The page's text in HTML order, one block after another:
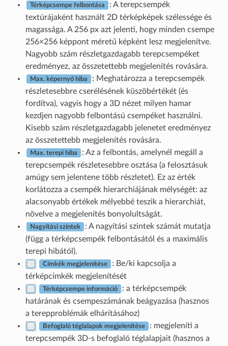
Térképcsempe felbontása
: A terepcsempék
textúrájaként használt 2D térképképek szélessége és
magassága. A 256 px azt jelenti, hogy minden csempe
256×256 képpont méretű képként lesz megjelenítve.
Nagyobb szám részletgazdagabb terepcsempéket
eredményez, az összetettebb megjelenítés rovására.
Max. képernyő hiba
: Meghatározza a terepcsempék
részletesebbre cserélésének küszöbértékét (és
fordítva), vagyis hogy a 3D nézet milyen hamar
kezdjen nagyobb felbontású csempéket használni.
Kisebb szám részletgazdagabb jelenetet eredményez
az összetettebb megjelenítés rovására.
Max. terepi hiba
: Az a felbontás, amelynél megáll a
terepcsempék részletesebbre osztása (a felosztásuk
amúgy sem jelentene több részletet). Ez az érték
korlátozza a csempék hierarchiájának mélységét: az
alacsonyabb értékek mélyebbé teszik a hierarchiát,
növelve a megjelenítés bonyolultságát.
Nagyítási szintek
: A nagyítási szintek számát mutatja
(függ a térképcsempék felbontásától és a maximális
terepi hibától).
Címkék megjelenítése
: Be/ki kapcsolja a
térképcímkék megjelenítését
Térképcsempe információ
: a térképcsempék
határának és csempeszámának beágyazása (hasznos
a terepproblémák elhárításához)
Befoglaló téglalapok megjelenítése
: megjeleníti a
terepcsempék 3D-s befoglaló téglalapjait (hasznos a